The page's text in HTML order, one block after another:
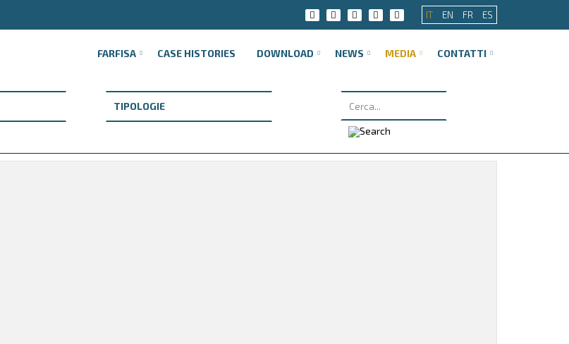
IT EN FR ES
FARFISA CASE HISTORIES DOWNLOAD NEWS MEDIA CONTATTI